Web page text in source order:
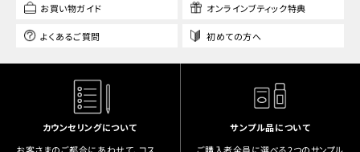
お買い物ガイド オンラインブティック特典
よくあるご質問 初めての方へ
カウンセリングについて
サンプル品について